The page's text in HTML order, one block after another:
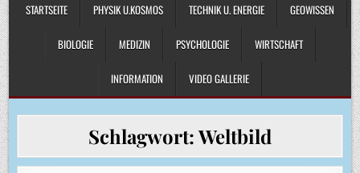
STARTSEITE
PHYSIK U.KOSMOS TECHNIK U. ENERGIE GEOWISSEN
BIOLOGIE MEDIZIN PSYCHOLOGIE WIRTSCHAFT
INFORMATION VIDEO GALLERIE
Schlagwort:Weltbild